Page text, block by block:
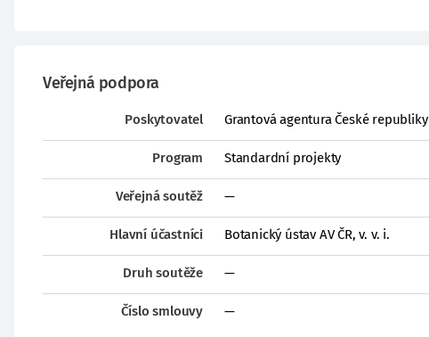
Veřejná podpora
Poskytovatel Grantová agentura České republiky
Program Standardní projekty
Veřejná soutěž —
Hlavní účastníci Botanický ústav AV ČR, v. v. i.
Druh soutěže —
Číslo smlouvy —